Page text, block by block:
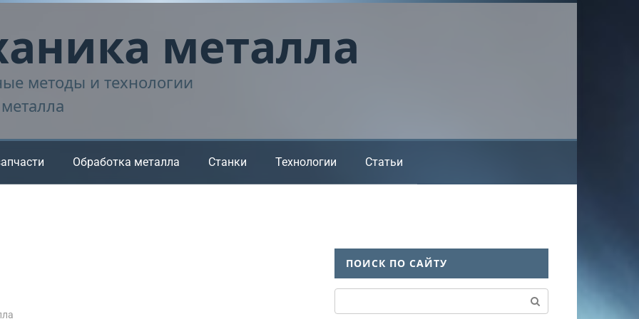
металла
методы и технологии
Обработка металла Станки Технологии Статьи
ПОИСК ПО САЙТУ